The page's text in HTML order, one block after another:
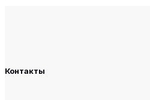
Контакты